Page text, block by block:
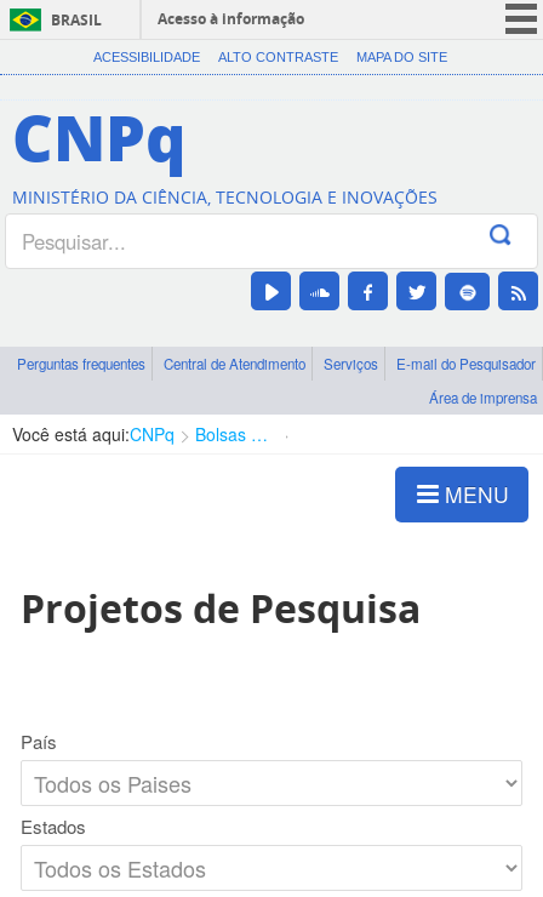
BRASIL
Acesso à informação
CORONAVÍRUS (COVID-19)
Canais
ACESSIBILIDADE ALTO CONTRASTE MAPA DO SITE
CNPq
MINISTÉRIO DA CIÊNCIA, TECNOLOGIA E INOVAÇÕES
Perguntas frequentes Central de Atendimento Serviços
E-mail do Pesquisador
Área de imprensa
Você está aqui:CNPq Bolsas e Auxílios Vigentes
MENU
Projetos de Pesquisa
País
Estados